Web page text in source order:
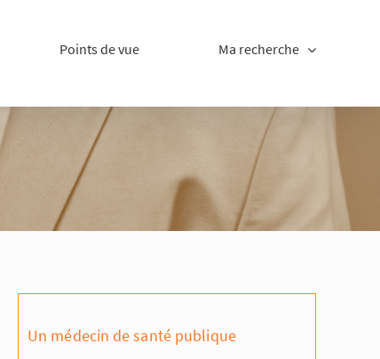
Points de vue Ma recherche
Un médecin de santé publique